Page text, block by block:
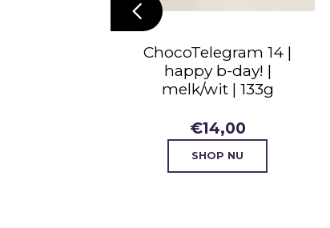
ChocoTelegram 14 |
happy b-day! |
melk/wit | 133g
€14,00
SHOP NU